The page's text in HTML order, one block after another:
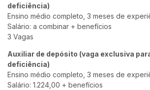
deficiência)
Ensino médio completo, 3 meses de
Salário: a combinar + benefícios
3 Vagas
Auxiliar de depósito (vaga exclusiva
deficiência)
Ensino médio completo, 3 meses de
Salário: 1.224,00 + benefícios